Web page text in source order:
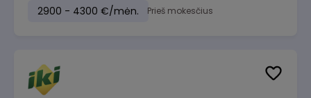
2900 - 4300 €/mėn. Prieš mokesčius